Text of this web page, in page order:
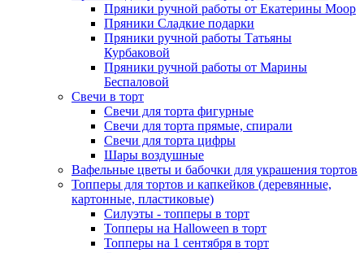
Пряники ручной работы от Екатерины Моор
Пряники Сладкие подарки
Пряники ручной работы Татьяны
Курбаковой
Пряники ручной работы от Марины
Беспаловой
Свечи в торт
Свечи для торта фигурные
Свечи для торта прямые, спирали
Свечи для торта цифры
Шары воздушные
Вафельные цветы и бабочки для украшения тортов
Топперы для тортов и капкейков (деревянные,
картонные, пластиковые)
Силуэты - топперы в торт
Топперы на Halloween в торт
Топперы на 1 сентября в торт